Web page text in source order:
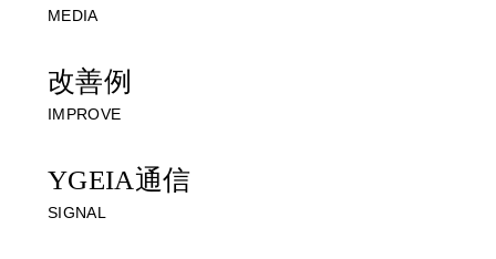
MEDIA
改善例
IMPROVE
YGEIA通信
SIGNAL